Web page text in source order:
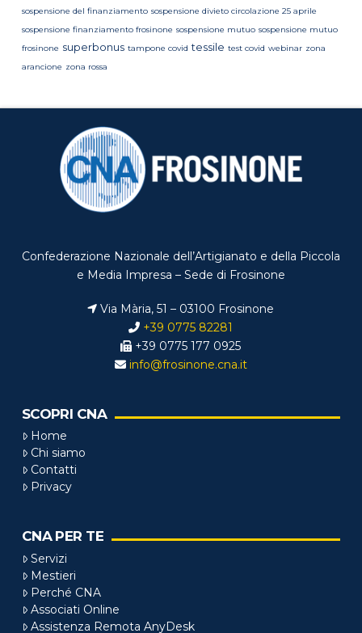
sospensione del finanziamento sospensione divieto circolazione 25 aprile
sospensione finanziamento frosinone sospensione mutuo sospensione mutuo
frosinone superbonus tampone covid tessile test covid webinar zona
arancione zona rossa
Confederazione Nazionale dell’Artigianato e della Piccola
e Media Impresa – Sede di Frosinone
Via Mària, 51 – 03100 Frosinone
+39 0775 82281
+39 0775 177 0925
info@frosinone.cna.it
SCOPRI CNA
Home
Chi siamo
Contatti
Privacy
CNA PER TE
Servizi
Mestieri
Perché CNA
Associati Online
Assistenza Remota AnyDesk